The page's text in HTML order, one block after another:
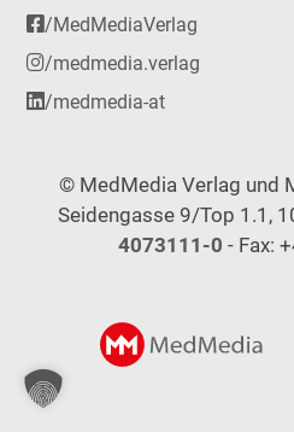
/MedMediaVerlag
/medmedia.verlag
/medmedia-at
© MedMedia Verlag und
Seidengasse 9/Top 1.1,
4073111-0 - Fax: